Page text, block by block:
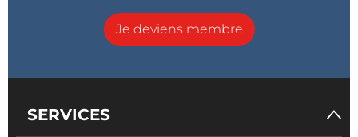
Je deviens membre
SERVICES